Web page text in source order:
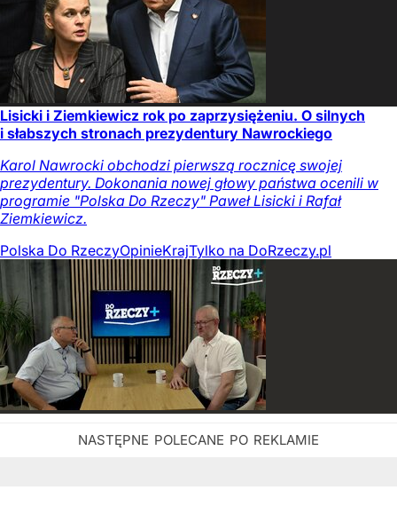
Lisicki i Ziemkiewicz rok po zaprzysiężeniu. O silnych
i słabszych stronach prezydentury Nawrockiego
Karol Nawrocki obchodzi pierwszą rocznicę swojej
prezydentury. Dokonania nowej głowy państwa ocenili w
programie "Polska Do Rzeczy" Paweł Lisicki i Rafał
Ziemkiewicz.
Polska Do RzeczyOpinieKrajTylko na DoRzeczy.pl